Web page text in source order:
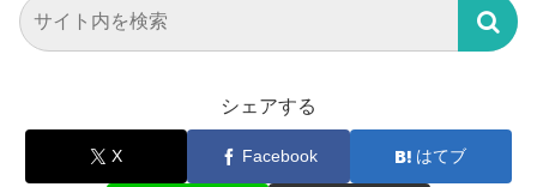
シェアする
X Facebook はてブ